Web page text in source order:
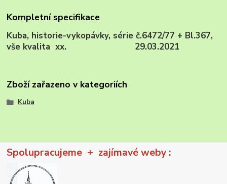
Kompletní specifikace
Kuba, historie-vykopávky, série č.6472/77 + Bl.367,
vše kvalita xx. 29.03.2021
Zboží zařazeno v kategoriích
Kuba
Spolupracujeme + zajímavé weby :